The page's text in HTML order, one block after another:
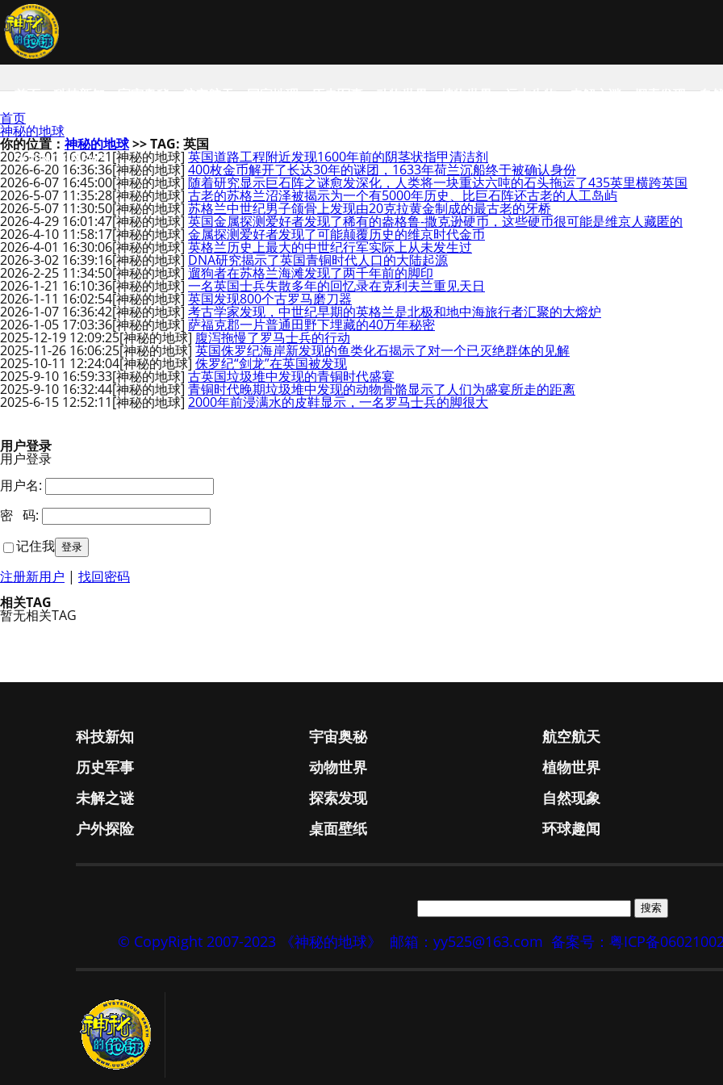
首页 科技新知 宇宙奥秘 航空航天 国家地理 历史军事 动物世界 植物世界 远古生物 未解之谜 探索发现 自
SCIENCE NEWS
首页
神秘的地球
你的位置：神秘的地球>> TAG: 英国
2026-8-01 16:04:21[神秘的地球] 英国道路工程附近发现1600年前的阴茎状指甲清洁剂
2026-6-20 16:36:36[神秘的地球] 400枚金币解开了长达30年的谜团，1633年荷兰沉船终于被确认身份
2026-6-07 16:45:00[神秘的地球] 随着研究显示巨石阵之谜愈发深化，人类将一块重达六吨的石头拖运了435英里横跨英国
2026-5-07 11:35:28[神秘的地球] 古老的苏格兰沼泽被揭示为一个有5000年历史、比巨石阵还古老的人工岛屿
2026-5-07 11:30:50[神秘的地球] 苏格兰中世纪男子颌骨上发现由20克拉黄金制成的最古老的牙桥
2026-4-29 16:01:47[神秘的地球] 英国金属探测爱好者发现了稀有的盎格鲁-撒克逊硬币，这些硬币很可能是维京人藏匿的
2026-4-10 11:58:17[神秘的地球] 金属探测爱好者发现了可能颠覆历史的维京时代金币
2026-4-01 16:30:06[神秘的地球] 英格兰历史上最大的中世纪行军实际上从未发生过
2026-3-02 16:39:16[神秘的地球] DNA研究揭示了英国青铜时代人口的大陆起源
2026-2-25 11:34:50[神秘的地球] 遛狗者在苏格兰海滩发现了两千年前的脚印
2026-1-21 16:10:36[神秘的地球] 一名英国士兵失散多年的回忆录在克利夫兰重见天日
2026-1-11 16:02:54[神秘的地球] 英国发现800个古罗马磨刀器
2026-1-07 16:36:42[神秘的地球] 考古学家发现，中世纪早期的英格兰是北极和地中海旅行者汇聚的大熔炉
2026-1-05 17:03:36[神秘的地球] 萨福克郡一片普通田野下埋藏的40万年秘密
2025-12-19 12:09:25[神秘的地球] 腹泻拖慢了罗马士兵的行动
2025-11-26 16:06:25[神秘的地球] 英国侏罗纪海岸新发现的鱼类化石揭示了对一个已灭绝群体的见解
2025-10-11 12:24:04[神秘的地球] 侏罗纪“剑龙”在英国被发现
2025-9-10 16:59:33[神秘的地球] 古英国垃圾堆中发现的青铜时代盛宴
2025-9-10 16:32:44[神秘的地球] 青铜时代晚期垃圾堆中发现的动物骨骼显示了人们为盛宴所走的距离
2025-6-15 12:52:11[神秘的地球] 2000年前浸满水的皮鞋显示，一名罗马士兵的脚很大
用户登录
用户登录
用户名:
密 码:
记住我
注册新用户 | 找回密码
相关TAG
暂无相关TAG
科技新知 宇宙奥秘 航空航天
历史军事
动物世界 植物世界
未解之谜
探索发现 自然现象
户外探险
桌面壁纸 环球趣闻
© CopyRight 2007-2023 《神秘的地球》 邮箱：yy525@163.com 备案号：粤ICP备